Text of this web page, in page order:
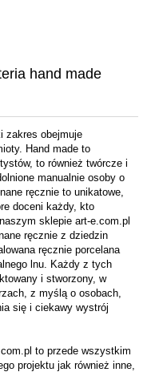
hand made
zakres obejmuje
Hand made to
to również twórcze i
manualnie osoby o
ręcznie to unikatowe,
doceni każdy, kto
sklepie art-e.com.pl
ręcznie z dziedzin
ręcznie porcelana
lnu. Każdy z tych
i stworzony, w
z myślą o osobach,
się i ciekawy wystrój
to przede wszystkim
projektu jak również inne,